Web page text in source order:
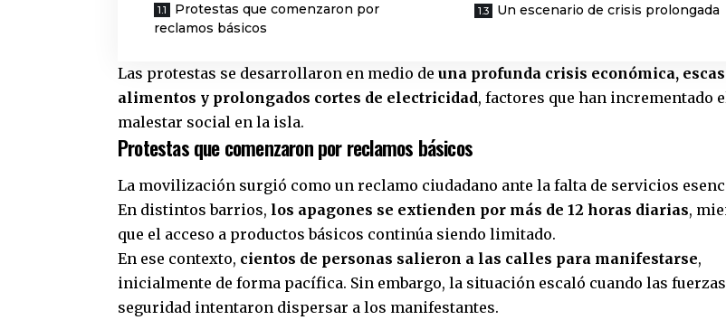
Protestas que comenzaron por
reclamos básicos
Un escenario de crisis prolongada
Las protestas se desarrollaron en medio de una profunda crisis económica,
alimentos y prolongados cortes de electricidad, factores que han incrementado
malestar social en la isla.
Protestas que comenzaron por reclamos básicos
La movilización surgió como un reclamo ciudadano ante la falta de servicios
En distintos barrios, los apagones se extienden por más de 12 horas diarias,
que el acceso a productos básicos continúa siendo limitado.
En ese contexto, cientos de personas salieron a las calles para manifestarse,
inicialmente de forma pacífica. Sin embargo, la situación escaló cuando las
seguridad intentaron dispersar a los manifestantes.